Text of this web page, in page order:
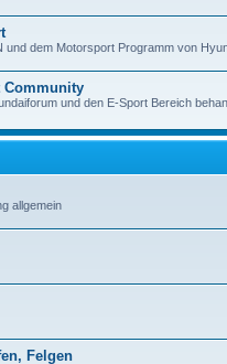
und dem Motorsport Programm von
Community
und den E-Sport Bereich
allgemein
Felgen